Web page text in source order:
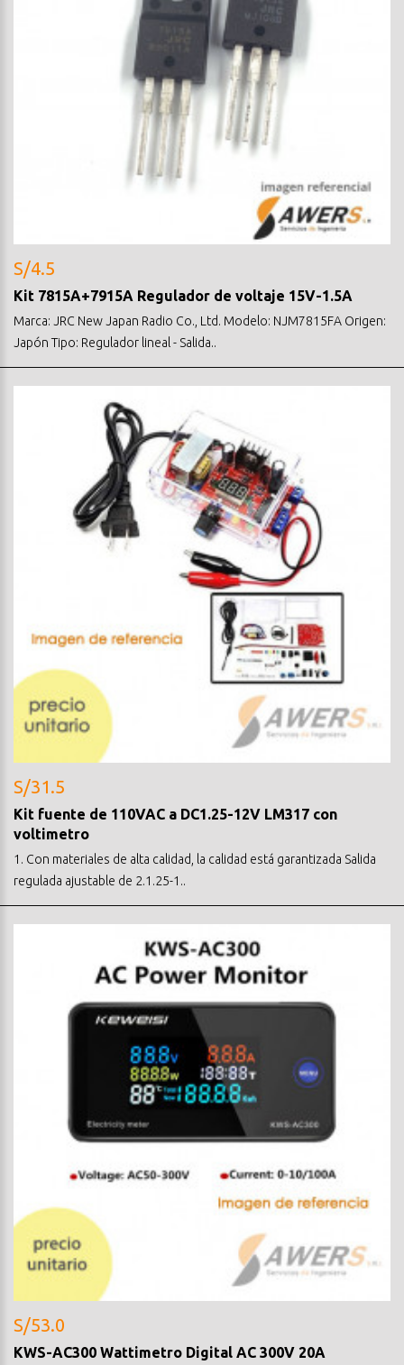
S/4.5
Kit 7815A+7915A Regulador de voltaje 15V-1.5A
Marca: JRC New Japan Radio Co., Ltd. Modelo: NJM7815FA Origen:
Japón Tipo: Regulador lineal - Salida..
S/31.5
Kit fuente de 110VAC a DC1.25-12V LM317 con
voltimetro
1. Con materiales de alta calidad, la calidad está garantizada Salida
regulada ajustable de 2.1.25-1..
S/53.0
KWS-AC300 Wattimetro Digital AC 300V 20A